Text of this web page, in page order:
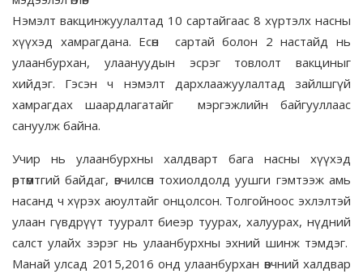
Нэмэлт вакцинжуулалтад 10 сартайгаас 8 хүртэлх насны
хүүхэд хамрагдана. Есөн сартай болон 2 настайд нь
улаанбурхан, улаануудын эсрэг товлолт вакциныг
хийдэг. Гэсэн ч нэмэлт дархлаажуулалтад зайлшгүй
хамрагдах шаардлагатайг мэргэжлийн байгууллаас
сануулж байна.
Учир нь улаанбурхны халдварт бага насны хүүхэд
өртөмтгий байдаг, өвчилсөн тохиолдолд уушги гэмтээж амь
насанд ч хүрэх аюултайг онцолсон. Толгойноос эхлэлтэй
улаан гүвдрүүт тууралт биеэр туурах, халуурах, нүдний
салст улайх зэрэг нь улаанбурхны эхний шинж тэмдэг.
Манай улсад 2015,2016 онд улаанбурхан өвчний халдвар